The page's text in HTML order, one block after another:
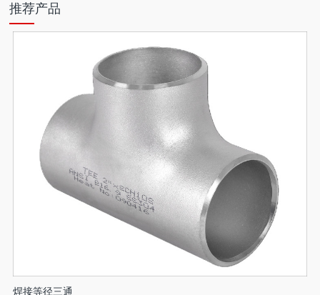
推荐产品
焊接等径三通